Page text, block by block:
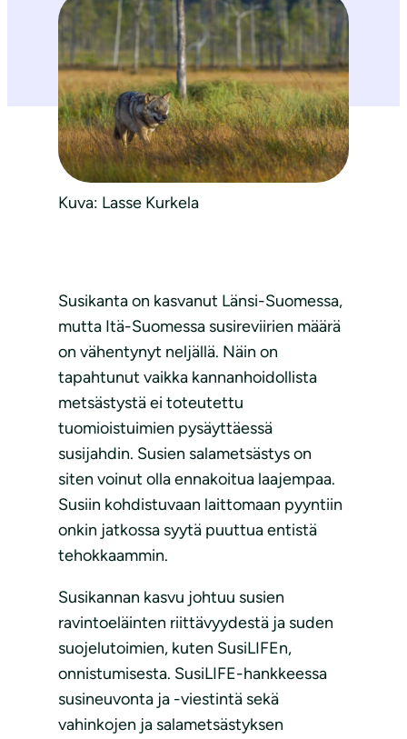
Kuva: Lasse Kurkela
Susikanta on kasvanut Länsi-Suomessa,
mutta Itä-Suomessa susireviirien määrä
on vähentynyt neljällä. Näin on
tapahtunut vaikka kannanhoidollista
metsästystä ei toteutettu
tuomioistuimien pysäyttäessä
susijahdin. Susien salametsästys on
siten voinut olla ennakoitua laajempaa.
Susiin kohdistuvaan laittomaan pyyntiin
onkin jatkossa syytä puuttua entistä
tehokkaammin.
Susikannan kasvu johtuu susien
ravintoeläinten riittävyydestä ja suden
suojelutoimien, kuten SusiLIFEn,
onnistumisesta. SusiLIFE-hankkeessa
susineuvonta ja -viestintä sekä
vahinkojen ja salametsästyksen